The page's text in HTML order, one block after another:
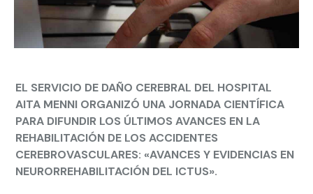
EL SERVICIO DE DAÑO CEREBRAL DEL HOSPITAL
AITA MENNI ORGANIZÓ UNA JORNADA CIENTÍFICA
PARA DIFUNDIR LOS ÚLTIMOS AVANCES EN LA
REHABILITACIÓN DE LOS ACCIDENTES
CEREBROVASCULARES: «AVANCES Y EVIDENCIAS EN
NEURORREHABILITACIÓN DEL ICTUS».